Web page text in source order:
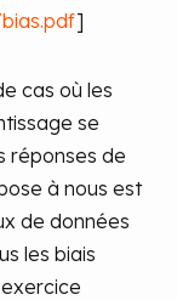
]
cas où les
se
réponses de
à nous est
de données
les biais